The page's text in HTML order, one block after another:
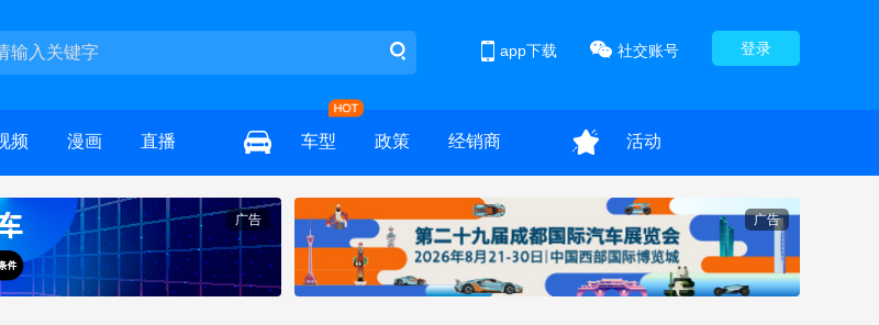
登录
社交账号
app下载
频 漫画 直播 车型 政策 经销商 活动
广告 广告